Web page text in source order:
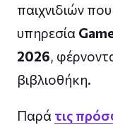
παιχνιδιών
υπηρεσία
2026,
βιβλιοθήκη.
Παρά τις